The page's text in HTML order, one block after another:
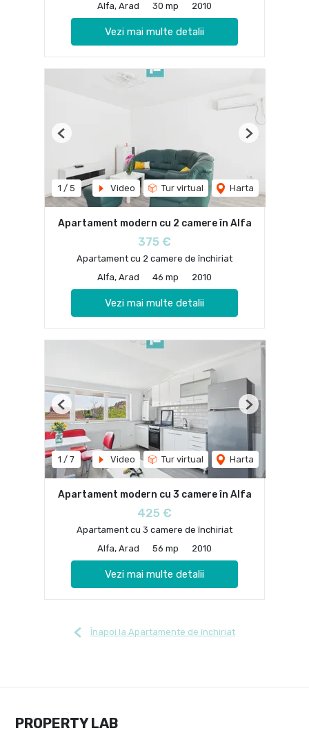
Alfa, Arad
30 mp 2010
Vezi mai multe detalii
1 / 5 Video Tur virtual Harta
Previous Next
Apartament modern cu 2 camere în Alfa
375 €
Apartament cu 2 camere de închiriat
Alfa, Arad
46 mp 2010
Vezi mai multe detalii
1 / 7 Video Tur virtual Harta
Previous Next
Apartament modern cu 3 camere în Alfa
425 €
Apartament cu 3 camere de închiriat
Alfa, Arad
56 mp 2010
Vezi mai multe detalii
Înapoi la Apartamente de închiriat
PROPERTY LAB